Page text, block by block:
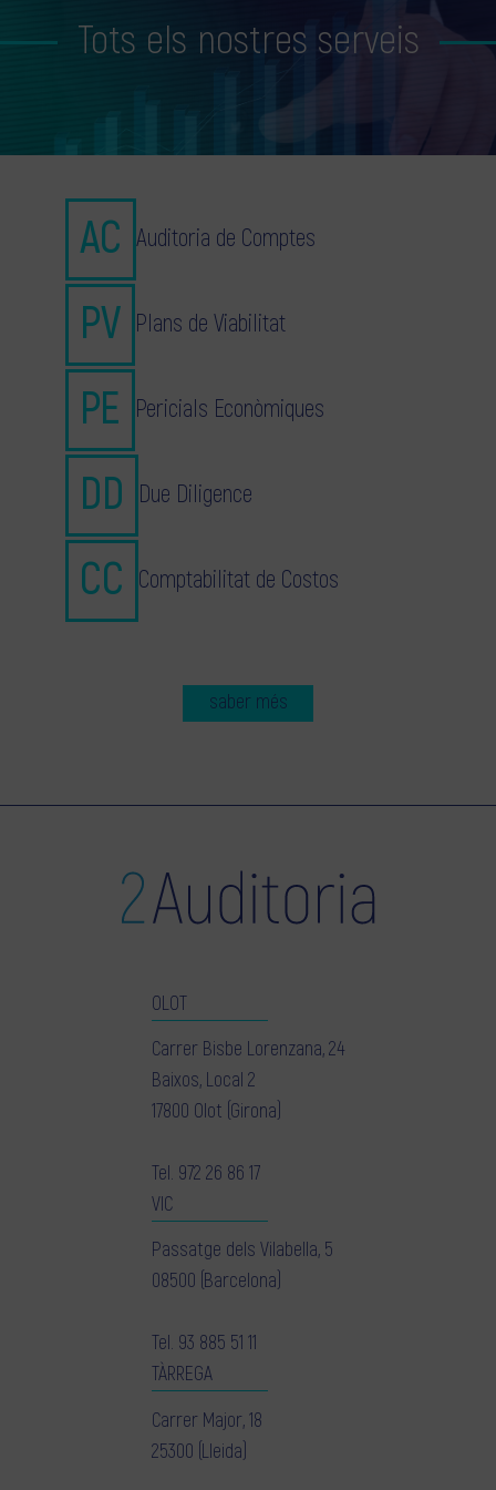
Tots els nostres serveis
Auditoria de Comptes
Plans de Viabilitat
Pericials Econòmiques
Due Diligence
Comptabilitat de Costos
saber més
OLOT
Carrer Bisbe Lorenzana, 24
Baixos, Local 2
17800 Olot (Girona)
Tel. 972 26 86 17
VIC
Passatge dels Vilabella, 5
08500 (Barcelona)
Tel. 93 885 51 11
TÀRREGA
Carrer Major, 18
25300 (Lleida)